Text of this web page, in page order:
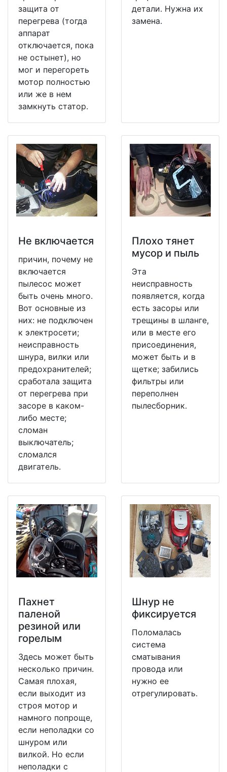
защита от
перегрева (тогда
аппарат
отключается, пока
не остынет), но
мог и перегореть
мотор полностью
или же в нем
замкнуть статор.
детали. Нужна их
замена.
Не включается
причин, почему не
включается
пылесос может
быть очень много.
Вот основные из
них: не подключен
к электросети;
неисправность
шнура, вилки или
предохранителей;
сработала защита
от перегрева при
засоре в каком-
либо месте;
сломан
выключатель;
сломался
двигатель.
Плохо тянет
мусор и пыль
Эта
неисправность
появляется, когда
есть засоры или
трещины в шланге,
или в месте его
присоединения,
может быть и в
щетке; забились
фильтры или
переполнен
пылесборник.
Пахнет
паленой
резиной или
горелым
Здесь может быть
несколько причин.
Самая плохая,
если выходит из
строя мотор и
намного попроще,
если неполадки со
шнуром или
вилкой. Но если
неполадки с
Шнур не
фиксируется
Поломалась
система
сматывания
провода или
нужно ее
отрегулировать.